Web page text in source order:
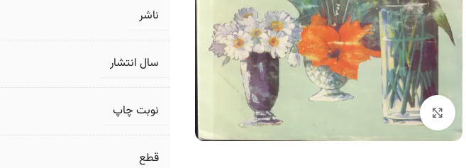
برای بزرگنمایی کلیک کنید
ناشر
سال انتشار
نوبت چاپ
قطع